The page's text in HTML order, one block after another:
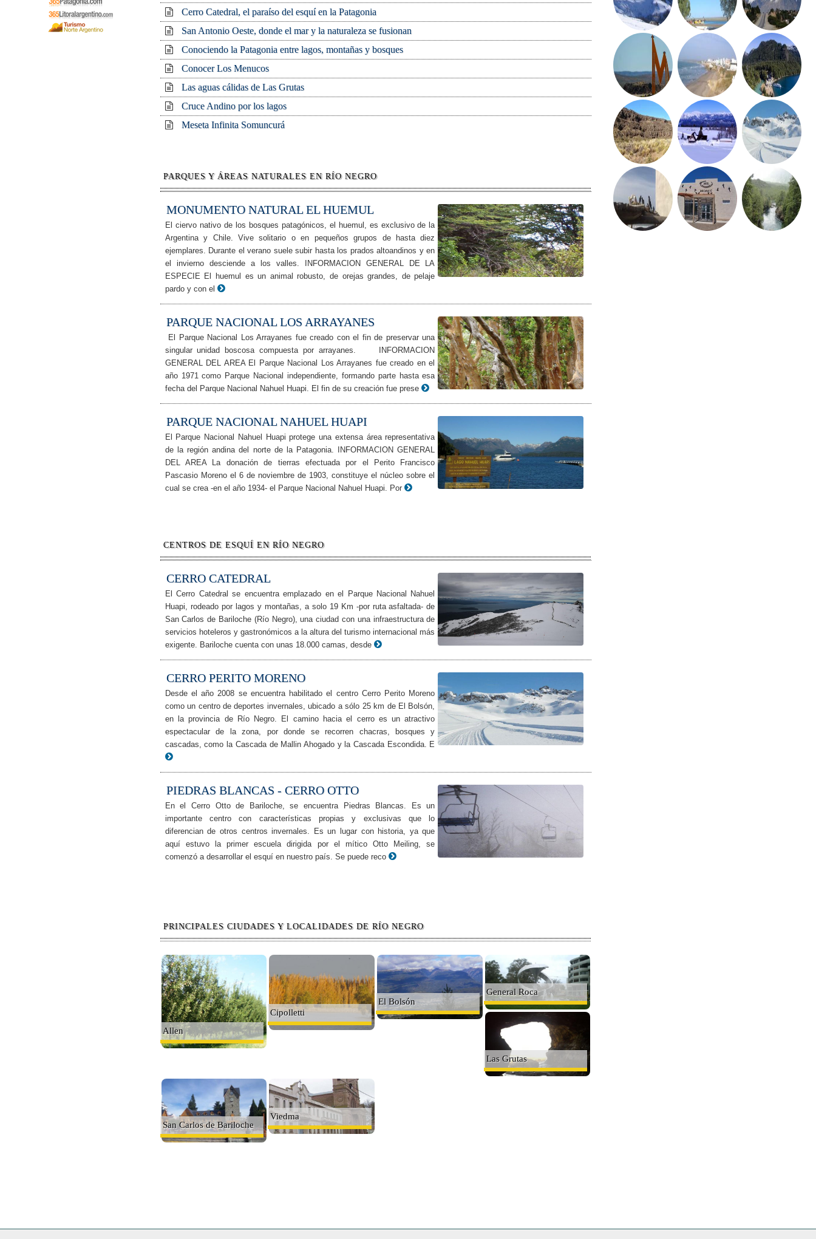
Cerro Catedral, el paraíso del esquí en la Patagonia
San Antonio Oeste, donde el mar y la naturaleza se fusionan
Conociendo la Patagonia entre lagos, montañas y bosques
Conocer Los Menucos
Las aguas cálidas de Las Grutas
Cruce Andino por los lagos
Meseta Infinita Somuncurá
PARQUES Y ÁREAS NATURALES EN RÍO NEGRO
MONUMENTO NATURAL EL HUEMUL
El ciervo nativo de los bosques patagónicos, el huemul, es exclusivo de la
Argentina y Chile. Vive solitario o en pequeños grupos de hasta diez
ejemplares. Durante el verano suele subir hasta los prados altoandinos y en
el invierno desciende a los valles. INFORMACION GENERAL DE LA
ESPECIE El huemul es un animal robusto, de orejas grandes, de pelaje
pardo y con el
PARQUE NACIONAL LOS ARRAYANES
El Parque Nacional Los Arrayanes fue creado con el fin de preservar una
singular unidad boscosa compuesta por arrayanes. INFORMACION
GENERAL DEL AREA El Parque Nacional Los Arrayanes fue creado en el
año 1971 como Parque Nacional independiente, formando parte hasta esa
fecha del Parque Nacional Nahuel Huapi. El fin de su creación fue prese
PARQUE NACIONAL NAHUEL HUAPI
El Parque Nacional Nahuel Huapi protege una extensa área representativa
de la región andina del norte de la Patagonia. INFORMACION GENERAL
DEL AREA La donación de tierras efectuada por el Perito Francisco
Pascasio Moreno el 6 de noviembre de 1903, constituye el núcleo sobre el
cual se crea -en el año 1934- el Parque Nacional Nahuel Huapi. Por
CENTROS DE ESQUÍ EN RÍO NEGRO
CERRO CATEDRAL
El Cerro Catedral se encuentra emplazado en el Parque Nacional Nahuel
Huapi, rodeado por lagos y montañas, a solo 19 Km -por ruta asfaltada- de
San Carlos de Bariloche (Río Negro), una ciudad con una infraestructura de
servicios hoteleros y gastronómicos a la altura del turismo internacional más
exigente. Bariloche cuenta con unas 18.000 camas, desde
CERRO PERITO MORENO
Desde el año 2008 se encuentra habilitado el centro Cerro Perito Moreno
como un centro de deportes invernales, ubicado a sólo 25 km de El Bolsón,
en la provincia de Río Negro. El camino hacia el cerro es un atractivo
espectacular de la zona, por donde se recorren chacras, bosques y
cascadas, como la Cascada de Mallin Ahogado y la Cascada Escondida. E
PIEDRAS BLANCAS - CERRO OTTO
En el Cerro Otto de Bariloche, se encuentra Piedras Blancas. Es un
importante centro con características propias y exclusivas que lo
diferencian de otros centros invernales. Es un lugar con historia, ya que
aquí estuvo la primer escuela dirigida por el mítico Otto Meiling, se
comenzó a desarrollar el esquí en nuestro país. Se puede reco
PRINCIPALES CIUDADES Y LOCALIDADES DE RÍO NEGRO
Allen
Cipolletti
El Bolsón
General Roca
Las Grutas
San Carlos de Bariloche
Viedma